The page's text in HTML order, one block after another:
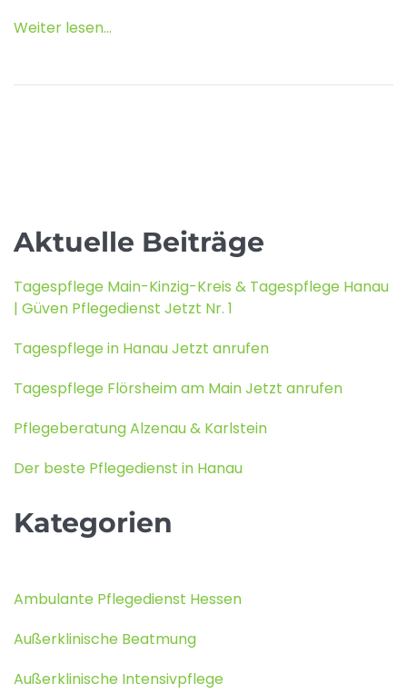
Weiter lesen...
Aktuelle Beiträge
Tagespflege Main-Kinzig-Kreis & Tagespflege Hanau
| Güven Pflegedienst Jetzt Nr. 1
Tagespflege in Hanau Jetzt anrufen
Tagespflege Flörsheim am Main Jetzt anrufen
Pflegeberatung Alzenau & Karlstein
Der beste Pflegedienst in Hanau
Kategorien
Ambulante Pflegedienst Hessen
Außerklinische Beatmung
Außerklinische Intensivpflege